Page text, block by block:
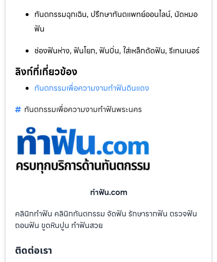
ทันตกรรมฉุกเฉิน, ปรึกษาทันตแพทย์ออนไลน์, นัดหมอ
ฟัน
ช่องฟันห่าง, ฟันโยก, ฟันบิ่น, ใส่เหล็กดัดฟัน, รีเทนเนอร์
ลิงก์ที่เกี่ยวข้อง
ทันตกรรมเพื่อความงามทำฟันดินแดง
ทันตกรรมเพื่อความงามทำฟันพระนคร
ทําฟัน.com
คลินิกทำฟัน คลินิกทันตกรรม จัดฟัน รักษารากฟัน ตรวจฟัน
ถอนฟัน ขูดหินปูน ทำฟันสวย
ติดต่อเรา